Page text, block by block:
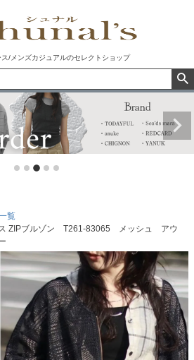
/メンズカジュアルのセレクトショップ
覧
ZIPブルゾン T261-83065 メッシュ アウ